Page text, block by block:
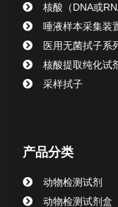
清洁验证棉签系列
动物检测试剂
核酸（DNA或
唾液样本采集装
医用无菌拭子系
核酸提取纯化试
采样拭子
产品分类
动物检测试剂
动物检测试剂盒